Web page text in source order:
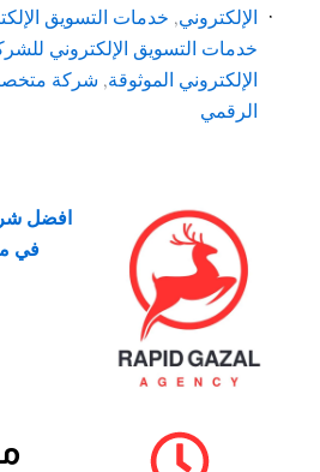
الإلكتروني,خدمات التسويق
خدمات التسويق الإلكتروني
الإلكتروني الموثوقة,شركة متخصصة
الرقمي
افضل
في